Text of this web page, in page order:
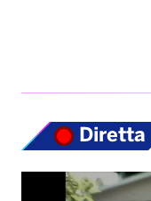
Diretta